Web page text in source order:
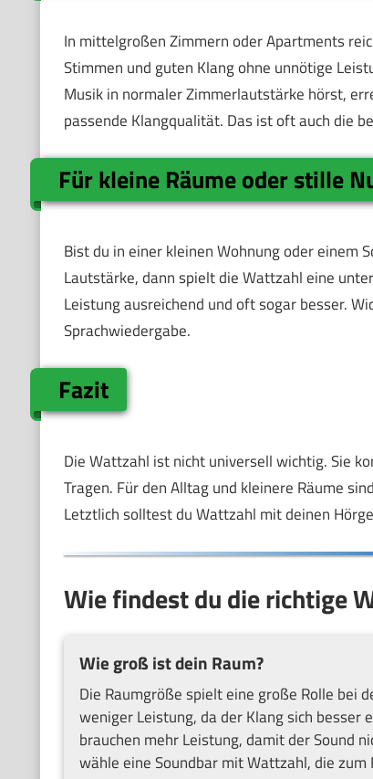
In mittelgroßen Zimmern oder Apartments
Stimmen und guten Klang ohne unnötige
Musik in normaler Zimmerlautstärke hörst,
passende Klangqualität. Das ist oft auch die
Für kleine Räume oder stille
Bist du in einer kleinen Wohnung oder einem
Lautstärke, dann spielt die Wattzahl eine
Leistung ausreichend und oft sogar besser.
Sprachwiedergabe.
Fazit
Die Wattzahl ist nicht universell wichtig. Sie
Tragen. Für den Alltag und kleinere Räume
Letztlich solltest du Wattzahl mit deinen
Wie findest du die richtige
Wie groß ist dein Raum?
Die Raumgröße spielt eine große Rolle bei
weniger Leistung, da der Klang sich
brauchen mehr Leistung, damit der Sound
wähle eine Soundbar mit Wattzahl, die zum